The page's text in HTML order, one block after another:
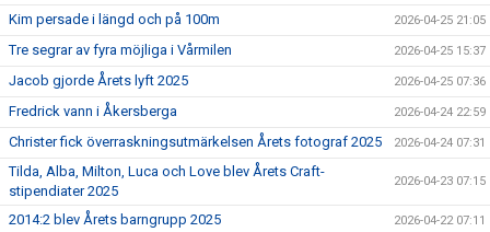
Kim persade i längd och på 100m 2026-04-25 21:05
Tre segrar av fyra möjliga i Vårmilen 2026-04-25 15:37
Jacob gjorde Årets lyft 2025 2026-04-25 07:36
Fredrick vann i Åkersberga 2026-04-24 22:59
Christer fick överraskningsutmärkelsen Årets fotograf 2025 2026-04-24 07:31
Tilda, Alba, Milton, Luca och Love blev Årets Craft-
stipendiater 2025
2026-04-23 07:15
2014:2 blev Årets barngrupp 2025 2026-04-22 07:11